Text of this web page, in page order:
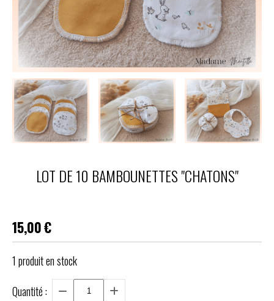
LOT DE 10 BAMBOUNETTES "CHATONS"
15,00€
1 produit en stock
Quantité :